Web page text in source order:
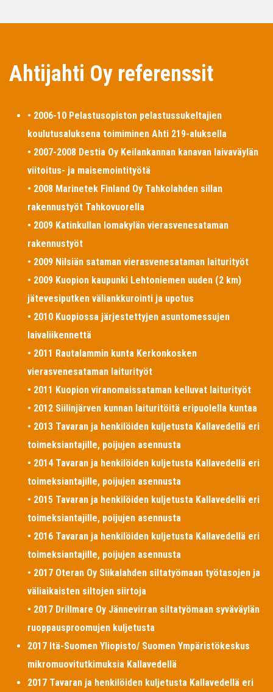
Ahtijahti Oy referenssit
• 2006-10 Pelastusopiston pelastussukeltajien
koulutusaluksena toimiminen Ahti 219-aluksella
• 2007-2008 Destia Oy Keilankannan kanavan laivaväylän
viitoitus- ja maisemointityötä
• 2008 Marinetek Finland Oy Tahkolahden sillan
rakennustyöt Tahkovuorella
• 2009 Katinkullan lomakylän vierasvenesataman
rakennustyöt
• 2009 Nilsiän sataman vierasvenesataman laiturityöt
• 2009 Kuopion kaupunki Lehtoniemen uuden (2 km)
jätevesiputken väliankkurointi ja upotus
• 2010 Kuopiossa järjestettyjen asuntomessujen
laivaliikennettä
• 2011 Rautalammin kunta Kerkonkosken
vierasvenesataman laiturityöt
• 2011 Kuopion viranomaissataman kelluvat laiturityöt
• 2012 Siilinjärven kunnan laituritöitä eripuolella kuntaa
• 2013 Tavaran ja henkilöiden kuljetusta Kallavedellä eri
toimeksiantajille, poijujen asennusta
• 2014 Tavaran ja henkilöiden kuljetusta Kallavedellä eri
toimeksiantajille, poijujen asennusta
• 2015 Tavaran ja henkilöiden kuljetusta Kallavedellä eri
toimeksiantajille, poijujen asennusta
• 2016 Tavaran ja henkilöiden kuljetusta Kallavedellä eri
toimeksiantajille, poijujen asennusta
• 2017 Oteran Oy Siikalahden siltatyömaan työtasojen ja
väliaikaisten siltojen siirtoja
• 2017 Drillmare Oy Jännevirran siltatyömaan syväväylän
ruoppausproomujen kuljetusta
2017 Itä-Suomen Yliopisto/ Suomen Ympäristökeskus
mikromuovitutkimuksia Kallavedellä
2017 Tavaran ja henkilöiden kuljetusta Kallavedellä eri